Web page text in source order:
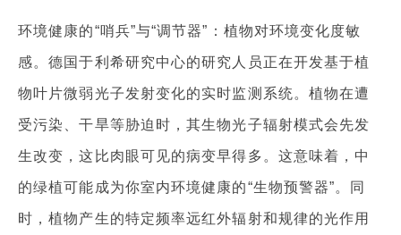
环境健康的“哨兵”与“调节器”：植物对环境变化度敏
感。德国于利希研究中心的研究人员正在开发基于植
物叶片微弱光子发射变化的实时监测系统。植物在遭
受污染、干旱等胁迫时，其生物光子辐射模式会先发
生改变，这比肉眼可见的病变早得多。这意味着，中
的绿植可能成为你室内环境健康的“生物预警器”。同
时，植物产生的特定频率远红外辐射和规律的光作用